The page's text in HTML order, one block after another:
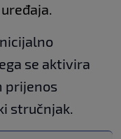
se aktivira
prijenos
stručnjak.